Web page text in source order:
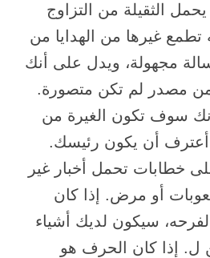
الثقيلة من التزاوج
غيرها من الهدايا من
مجهولة، ويدل على أنك
مصدر لم تكن متصورة.
أنك سوف تكون الغيرة من
أن يكون رئيسك.
خطابات تحمل أخبار غير
أو مرض. إذا كان
سيكون لديك أشياء
ل. إذا كان الحرف هو